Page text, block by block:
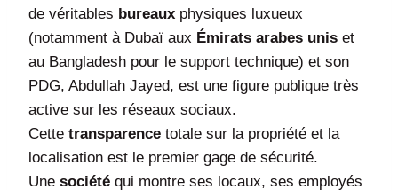
de véritables bureaux physiques luxueux
(notamment à Dubaï aux Émirats arabes unis et
au Bangladesh pour le support technique) et son
PDG, Abdullah Jayed, est une figure publique très
active sur les réseaux sociaux.
Cette transparence totale sur la propriété et la
localisation est le premier gage de sécurité.
Une société qui montre ses locaux, ses employés